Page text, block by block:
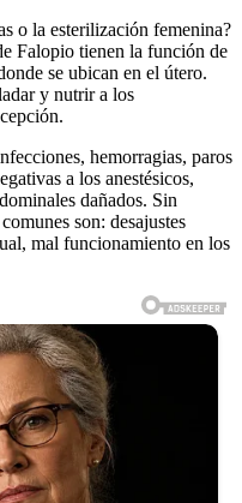
o la esterilización femenina?
Falopio tienen la función de
se ubican en el útero.
y nutrir a los
hemorragias, paros
a los anestésicos,
dañados. Sin
son: desajustes
mal funcionamiento en los